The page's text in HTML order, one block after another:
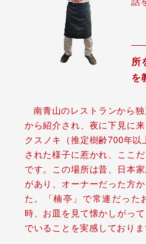
所
を
南青山のレストランから
から紹介され、夜に下見に
クスノキ（推定樹齢700年
された様子に惹かれ、ここ
です。この場所は昔、日本
があり、オーナーだった方
た。「楠亭」で常連だった
時、お皿を見て懐かしがっ
でいることを実感しておりま